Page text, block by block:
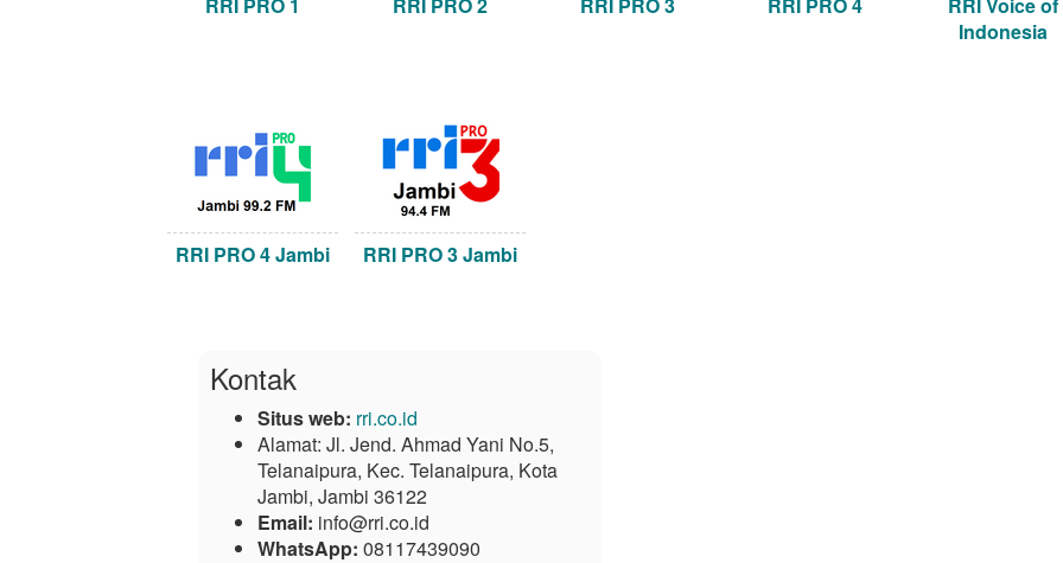
Indonesia
RRI PRO 4 Jambi RRI PRO 3 Jambi
Kontak
Situs web: rri.co.id
Alamat: Jl. Jend. Ahmad Yani No.5,
Telanaipura, Kec. Telanaipura, Kota
Jambi, Jambi 36122
Email: info@rri.co.id
WhatsApp: 08117439090